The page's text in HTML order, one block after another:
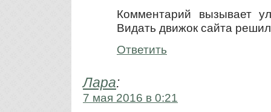
Комментарий вызывает
Видать движок сайта
Ответить
Лара:
7 мая 2016 в 0:21